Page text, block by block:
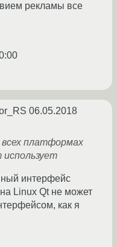
рекламы все
06.05.2018
платформах
интерфейс
Linux Qt не может
как я